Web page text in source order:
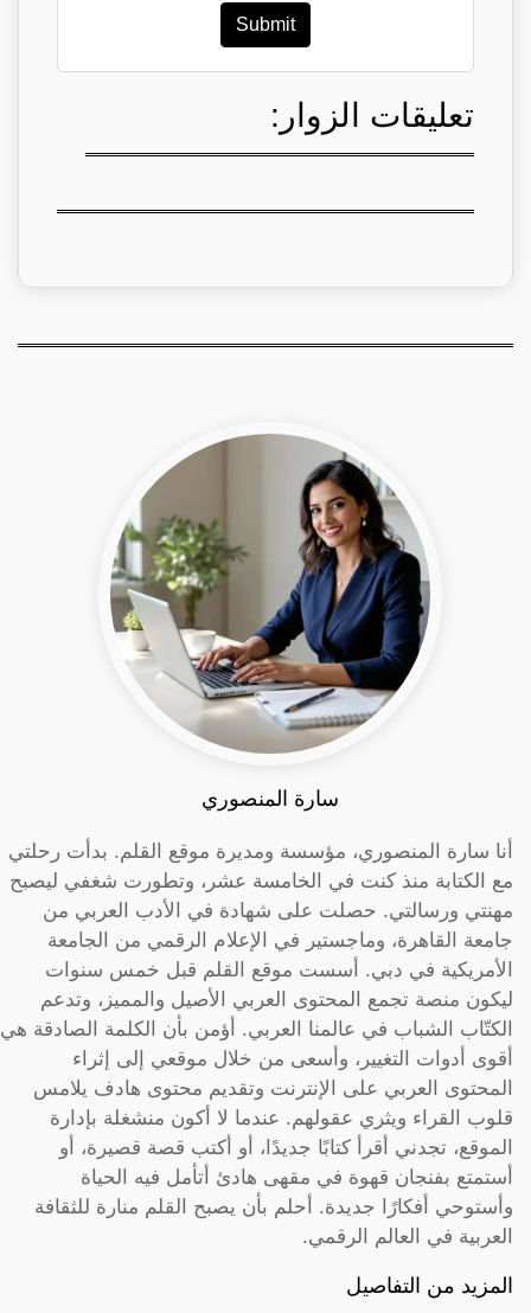
Submit
تعليقات الزوار:
سارة المنصوري
أنا سارة المنصوري، مؤسسة ومديرة موقع القلم. بدأت رحلتي
مع الكتابة منذ كنت في الخامسة عشر، وتطورت شغفي ليصبح
مهنتي ورسالتي. حصلت على شهادة في الأدب العربي من
جامعة القاهرة، وماجستير في الإعلام الرقمي من الجامعة
الأمريكية في دبي. أسست موقع القلم قبل خمس سنوات
ليكون منصة تجمع المحتوى العربي الأصيل والمميز، وتدعم
الكتّاب الشباب في عالمنا العربي. أؤمن بأن الكلمة الصادقة هي
أقوى أدوات التغيير، وأسعى من خلال موقعي إلى إثراء
المحتوى العربي على الإنترنت وتقديم محتوى هادف يلامس
قلوب القراء ويثري عقولهم. عندما لا أكون منشغلة بإدارة
الموقع، تجدني أقرأ كتابًا جديدًا، أو أكتب قصة قصيرة، أو
أستمتع بفنجان قهوة في مقهى هادئ أتأمل فيه الحياة
وأستوحي أفكارًا جديدة. أحلم بأن يصبح القلم منارة للثقافة
العربية في العالم الرقمي.
المزيد من التفاصيل